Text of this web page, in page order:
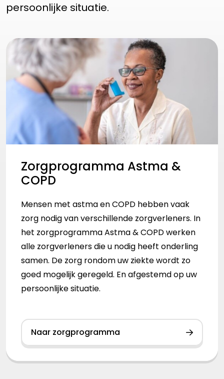
persoonlijke situatie.
Zorgprogramma Astma &
COPD
Mensen met astma en COPD hebben vaak
zorg nodig van verschillende zorgverleners. In
het zorgprogramma Astma & COPD werken
alle zorgverleners die u nodig heeft onderling
samen. De zorg rondom uw ziekte wordt zo
goed mogelijk geregeld. En afgestemd op uw
persoonlijke situatie.
Naar zorgprogramma